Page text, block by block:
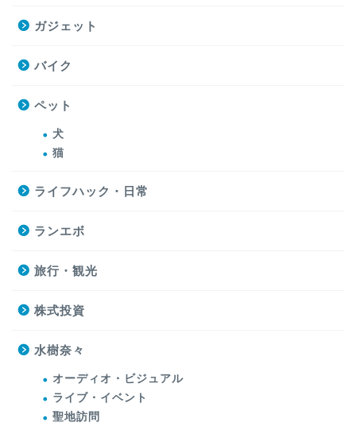
ガジェット
バイク
ペット
犬
猫
ライフハック・日常
ランエボ
旅行・観光
株式投資
水樹奈々
オーディオ・ビジュアル
ライブ・イベント
聖地訪問